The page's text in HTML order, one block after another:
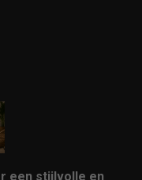
een stijlvolle en